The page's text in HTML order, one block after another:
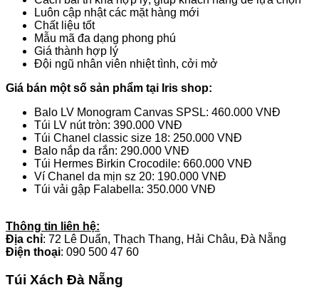
Luôn cập nhật các mặt hàng mới
Chất liệu tốt
Mẫu mã đa dạng phong phú
Giá thành hợp lý
Đội ngũ nhân viên nhiệt tình, cởi mở
Giá bán một số sản phẩm tại Iris shop:
Balo LV Monogram Canvas SPSL: 460.000 VNĐ
Túi LV nút tròn: 390.000 VNĐ
Túi Chanel classic size 18: 250.000 VNĐ
Balo nắp da rắn: 290.000 VNĐ
Túi Hermes Birkin Crocodile: 660.000 VNĐ
Ví Chanel da mịn sz 20: 190.000 VNĐ
Túi vải gập Falabella: 350.000 VNĐ
Thông tin liên hệ:
Địa chỉ: 72 Lê Duẩn, Thạch Thang, Hải Châu, Đà Nẵng
Điện thoại: 090 500 47 60
Túi Xách Đà Nẵng